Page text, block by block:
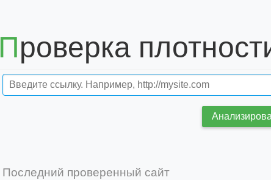
Проверка
Последний проверенный сайт